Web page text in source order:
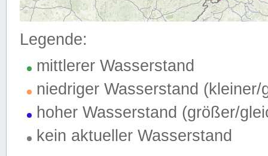
Legende:
mittlerer Wasserstand
niedriger Wasserstand (kleiner/
hoher Wasserstand (größer/
kein aktueller Wasserstand